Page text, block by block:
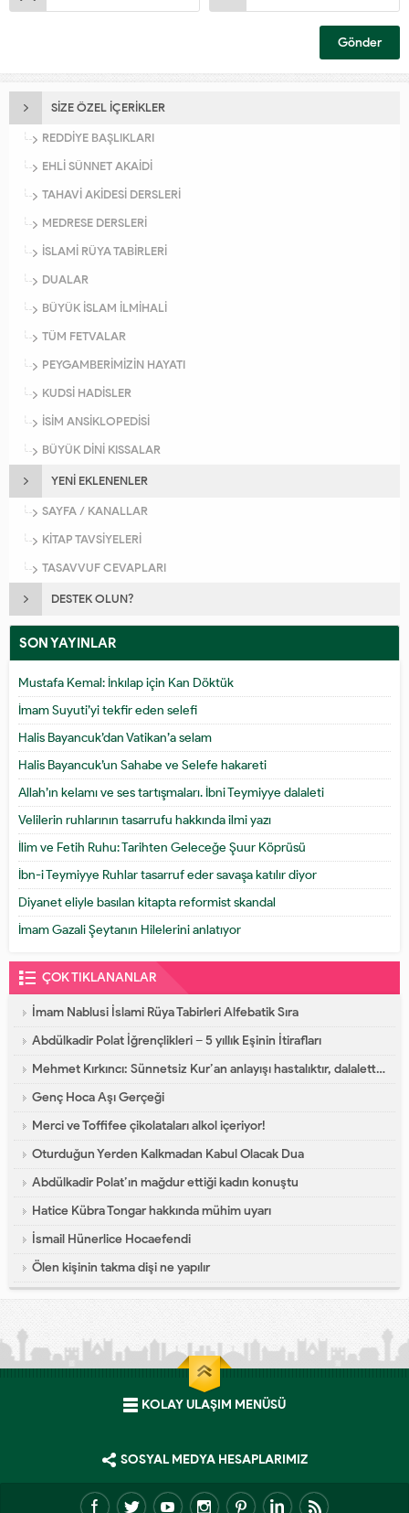
SİZE ÖZEL İÇERİKLER
REDDİYE BAŞLIKLARI
EHLİ SÜNNET AKAİDİ
TAHAVİ AKİDESİ DERSLERİ
MEDRESE DERSLERİ
İSLAMİ RÜYA TABİRLERİ
DUALAR
BÜYÜK İSLAM İLMİHALİ
TÜM FETVALAR
PEYGAMBERİMİZİN HAYATI
KUDSİ HADİSLER
İSİM ANSİKLOPEDİSİ
BÜYÜK DİNİ KISSALAR
YENİ EKLENENLER
SAYFA / KANALLAR
KİTAP TAVSİYELERİ
TASAVVUF CEVAPLARI
DESTEK OLUN?
SON YAYINLAR
Mustafa Kemal: İnkılap için Kan Döktük
İmam Suyuti’yi tekfir eden selefi
Halis Bayancuk’dan Vatikan’a selam
Halis Bayancuk’un Sahabe ve Selefe hakareti
Allah’ın kelamı ve ses tartışmaları. İbni Teymiyye dalaleti
Velilerin ruhlarının tasarrufu hakkında ilmi yazı
İlim ve Fetih Ruhu: Tarihten Geleceğe Şuur Köprüsü
İbn-i Teymiyye Ruhlar tasarruf eder savaşa katılır diyor
Diyanet eliyle basılan kitapta reformist skandal
İmam Gazali Şeytanın Hilelerini anlatıyor
ÇOK TIKLANANLAR
İmam Nablusi İslami Rüya Tabirleri Alfebatik Sıra
Abdülkadir Polat İğrençlikleri – 5 yıllık Eşinin İtirafları
Mehmet Kırkıncı: Sünnetsiz Kur’an anlayışı hastalıktır, dalalettir!
Genç Hoca Aşı Gerçeği
Merci ve Toffifee çikolataları alkol içeriyor!
Oturduğun Yerden Kalkmadan Kabul Olacak Dua
Abdülkadir Polat’ın mağdur ettiği kadın konuştu
Hatice Kübra Tongar hakkında mühim uyarı
İsmail Hünerlice Hocaefendi
Ölen kişinin takma dişi ne yapılır
KOLAY ULAŞIM MENÜSÜ
SOSYAL MEDYA HESAPLARIMIZ